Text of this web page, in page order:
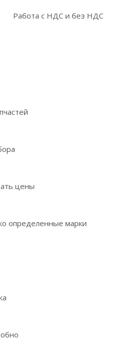
Работа с НДС и без НДС
цены
определенные марки